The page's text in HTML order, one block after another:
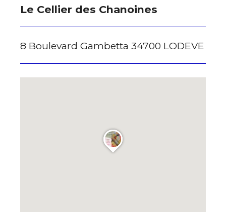
Le Cellier des Chanoines
8 Boulevard Gambetta 34700 LODEVE